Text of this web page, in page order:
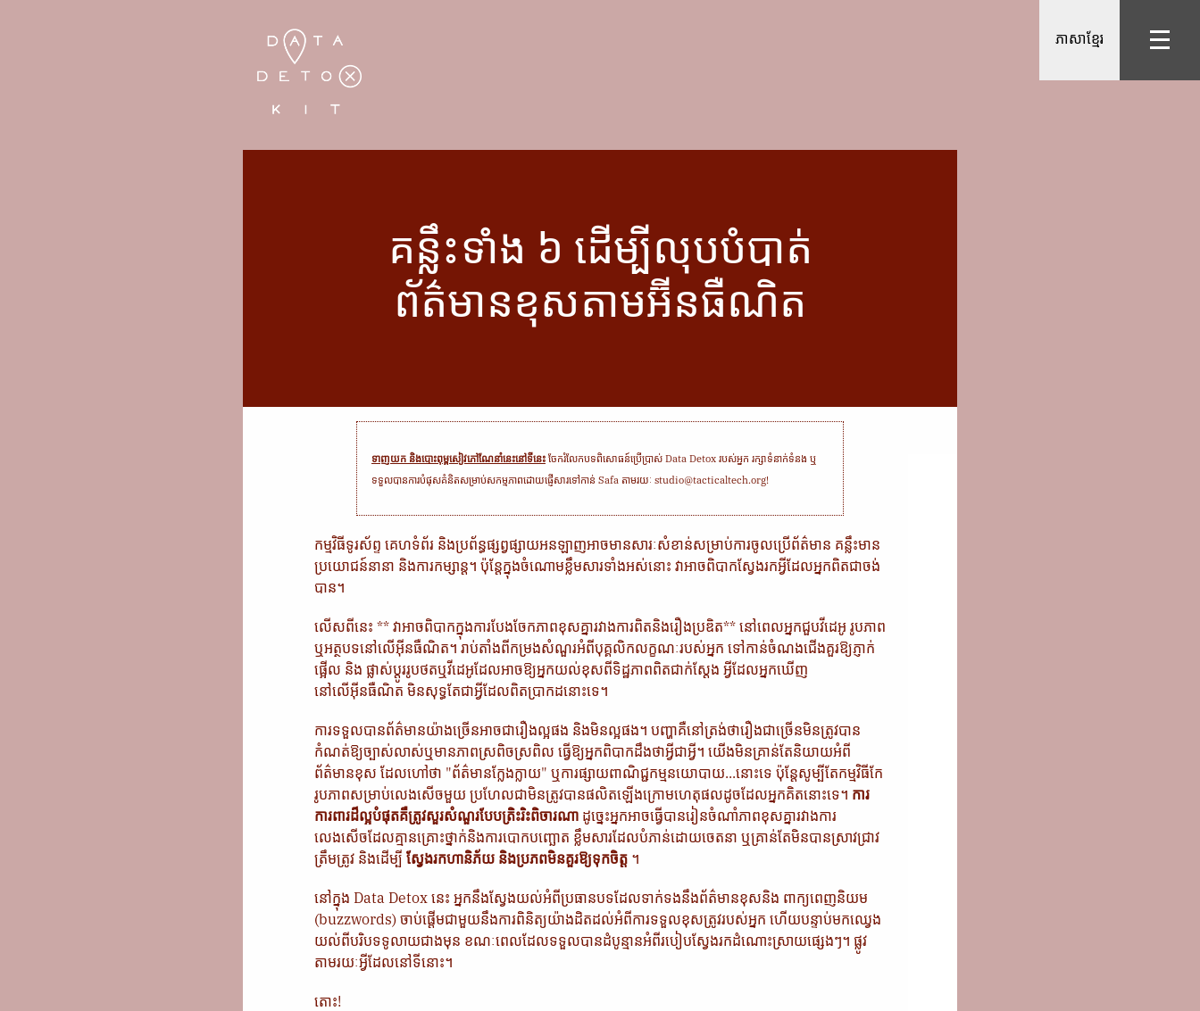
ភាសាខ្មែរ
គន្លឹះទាំង ៦ ដើម្បីលុបបំបាត់
ព័ត៌មានខុសតាមអ៊ីនធឺណិត
ទាញយក និងបោះពុម្ពសៀវភៅណែនាំនេះនៅទីនេះ ចែករំលែកបទពិសោធន៍ប្រើប្រាស់ Data Detox របស់អ្នក រក្សាទំនាក់ទំនង ឬ
ទទួលបានការបំផុសគំនិតសម្រាប់សកម្មភាពដោយផ្ញើសារទៅកាន់ Safa តាមរយៈ studio@tacticaltech.org!
កម្មវិធីទូរស័ព្ទ គេហទំព័រ និងប្រព័ន្ធផ្សព្វផ្សាយអនឡាញអាចមានសារៈសំខាន់សម្រាប់ការចូលប្រើព័ត៌មាន គន្លឹះមាន
ប្រយោជន៍នានា និងការកម្សាន្ត។ ប៉ុន្តែក្នុងចំណោមខ្លឹមសារទាំងអស់នោះ វាអាចពិបាក​​ស្វែង​រក​អ្វី​ដែល​អ្នក​ពិត​ជា​ចង់
បាន។
លើសពីនេះ ** វាអាចពិបាកក្នុងការបែងចែកភាពខុសគ្នារវាងការពិតនិងរឿងប្រឌិត** នៅពេលអ្នកជួបវីដេអូ រូបភាព
ឬអត្ថបទនៅលើអ៊ីនធឺណិត។ រាប់តាំងពីកម្រងសំណួរអំពីបុគ្គលិកលក្ខណៈរបស់អ្នក ទៅកាន់ចំណងជើងគួរឱ្យភ្ញាក់
ផ្អើល និង ផ្លាស់ប្តូររូបថតឬវីដេអូដែលអាចឱ្យអ្នកយល់ខុសពីទិដ្ឋភាពពិតជាក់ស្ដែង អ្វីដែលអ្នកឃើញ
នៅលើអ៊ីនធឺណិត មិនសុទ្ធតែជាអ្វីដែលពិតប្រាកដនោះទេ។
ការទទួលបានព័ត៌មានយ៉ាងច្រើនអាចជារឿងល្អផង និងមិនល្អផង។ បញ្ហា​គឺ​នៅត្រង់ថា​រឿងជាច្រើន​មិន​ត្រូវ​បាន​
កំណត់​ឱ្យ​ច្បាស់លាស់​ឬ​មានភាពស្រពិចស្រពិល ធ្វើឱ្យអ្នកពិបាកដឹងថាអ្វីជាអ្វី។ យើងមិនគ្រាន់តែនិយាយអំពី
ព័ត៌មានខុស ដែលហៅថា "ព័ត៌មានក្លែងក្លាយ" ឬការផ្សាយពាណិជ្ជកម្មនយោបាយ...នោះទេ ប៉ុន្តែសូម្បីតែកម្មវិធីកែ
រូបភាពសម្រាប់លេងសើចមួយ ប្រហែលជាមិនត្រូវបានផលិតឡើងក្រោមហេតុផលដូចដែលអ្នក​គិតនោះទេ។ ការ
ការពារដ៏ល្អបំផុតគឺត្រូវសួរសំណួរបែបត្រិះរិះពិចារណា ដូច្នេះអ្នកអាចធ្វើបានរៀនចំណាំភាពខុសគ្នារវាងការ
លេងសើចដែលគ្មានគ្រោះថ្នាក់និងការបោកបញ្ឆោត ខ្លឹមសារដែលបំភាន់ដោយចេតនា ឬគ្រាន់តែមិនបានស្រាវជ្រាវ
ត្រឹមត្រូវ និងដើម្បី ស្វែងរកហានិភ័យ និងប្រភពមិនគួរឱ្យទុកចិត្ត ។
នៅក្នុង Data Detox នេះ អ្នកនឹងស្វែងយល់អំពីប្រធានបទដែលទាក់ទងនឹងព័ត៌មានខុសនិង ពាក្យពេញនិយម
(buzzwords) ចាប់ផ្តើមជាមួយនឹងការពិនិត្យយ៉ាងដិតដល់អំពីការទទួលខុសត្រូវរបស់អ្នក ហើយបន្ទាប់មកឈ្វេង
យល់ពីបរិបទទូលាយជាងមុន ខណៈពេលដែលទទួលបានដំបូន្មានអំពីរបៀបស្វែងរកដំណោះស្រាយផ្សេងៗ។ ផ្លូវ
តាមរយៈអ្វីដែលនៅទីនោះ។
តោះ!